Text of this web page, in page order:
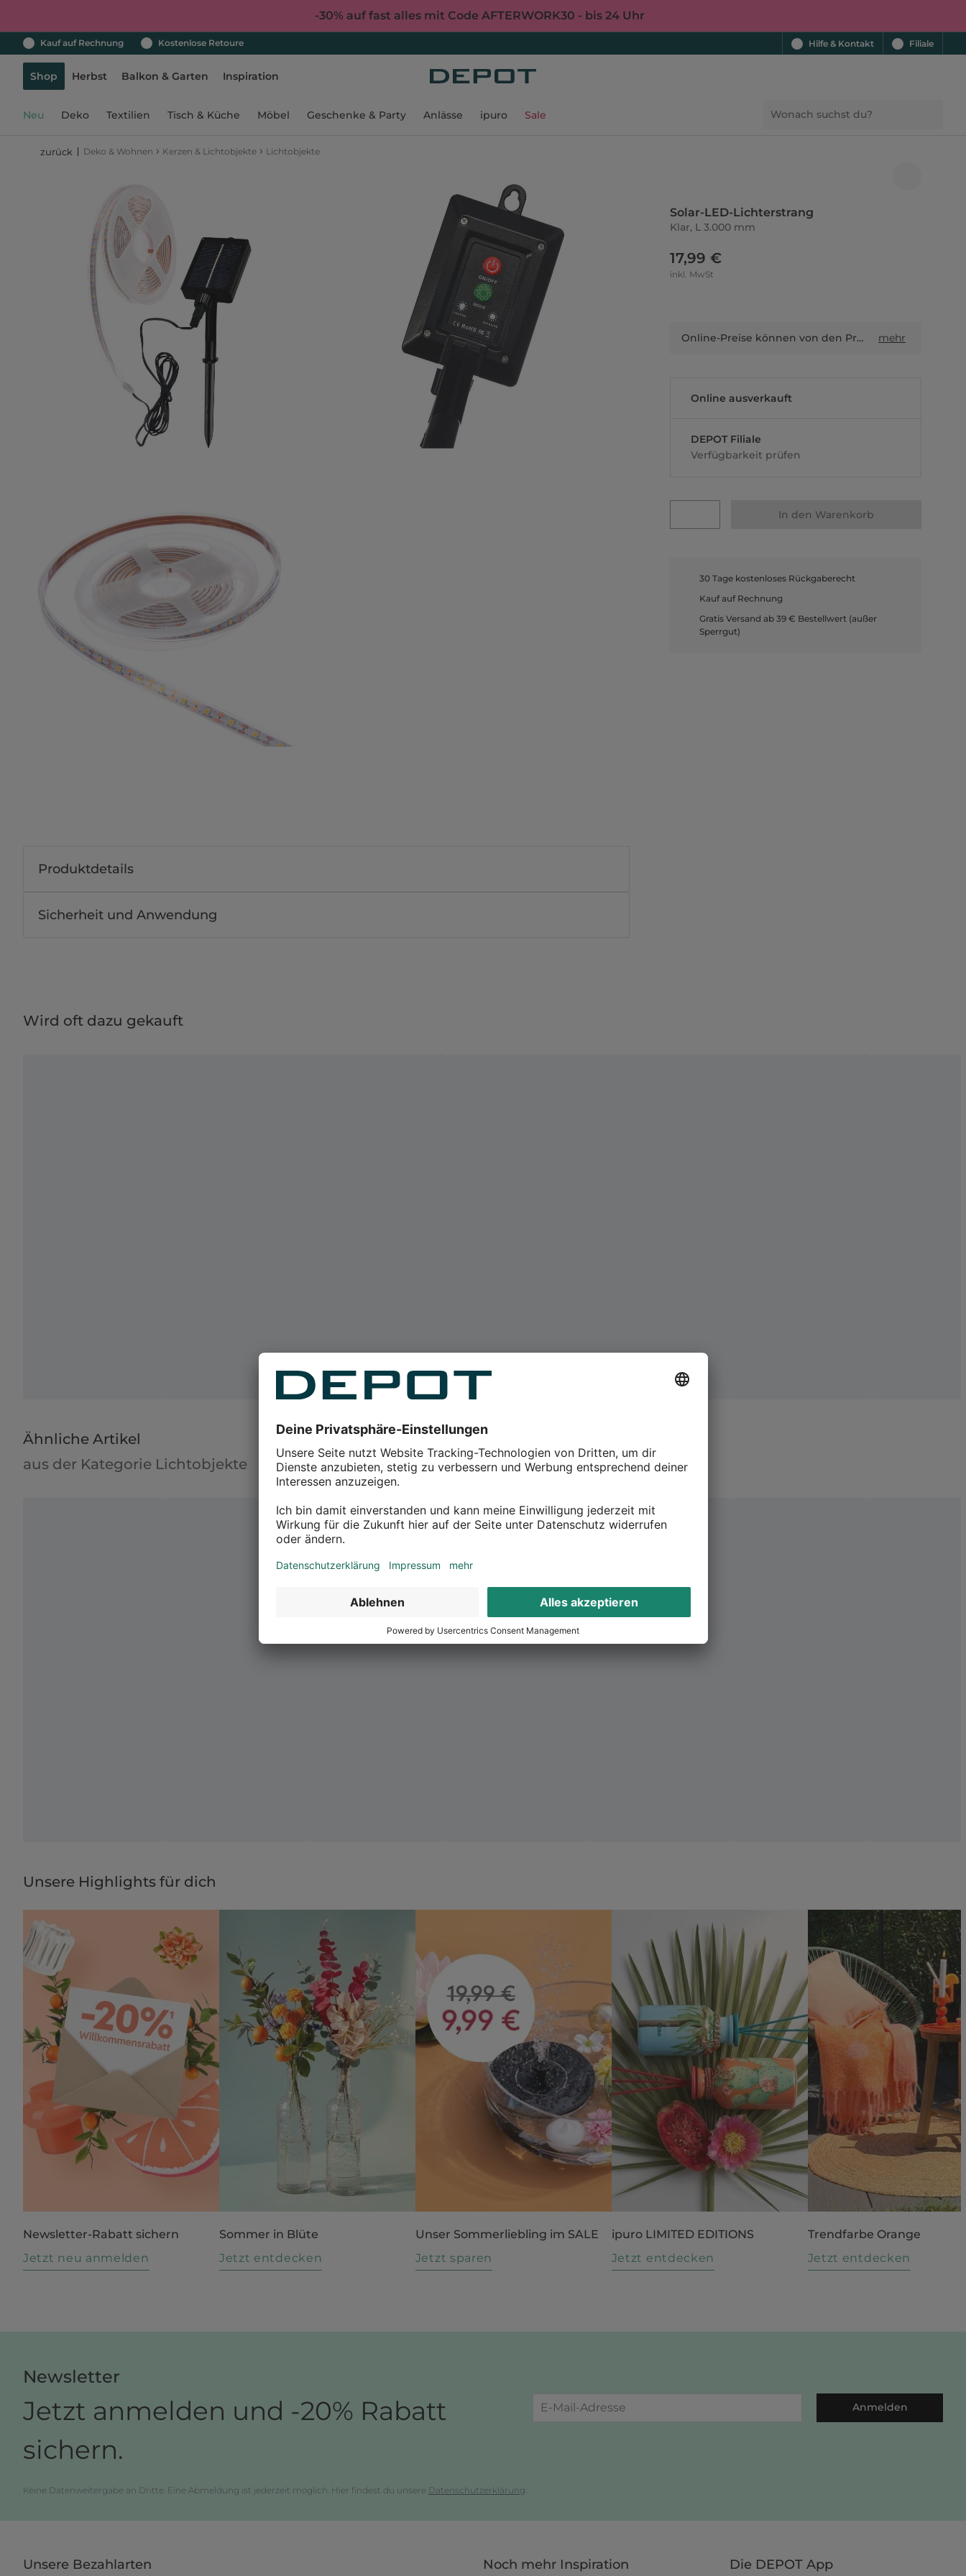
-30% auf fast alles mit Code AFTERWORK30 - bis 24 Uhr
Kauf auf Rechnung Kostenlose Retoure Hilfe & Kontakt Filiale
Shop Herbst Balkon & Garten Inspiration
Neu Deko Textilien Tisch & Küche Möbel Geschenke & Party Anlässe ipuro Sale
zurück Deko & Wohnen › Kerzen & Lichtobjekte › Lichtobjekte
Solar-LED-Lichterstrang
Klar, L 3.000 mm
17,99 €
inkl. MwSt
Online-Preise können von den Preisen in Filialen sowie Shop-in-Shop-Flächen abweichen. mehr
Online ausverkauft
DEPOT Filiale
Verfügbarkeit prüfen
In den Warenkorb
30 Tage kostenloses Rückgaberecht
Kauf auf Rechnung
Gratis Versand ab 39 € Bestellwert (außer
Sperrgut)
Produktdetails
Sicherheit und Anwendung
Wird oft dazu gekauft
Ähnliche Artikel
aus der Kategorie Lichtobjekte
Unsere Highlights für dich
Newsletter-Rabatt sichern
Jetzt neu anmelden
Sommer in Blüte
Jetzt entdecken
Unser Sommerliebling im SALE
Jetzt sparen
ipuro LIMITED EDITIONS
Jetzt entdecken
Trendfarbe Orange
Jetzt entdecken
Newsletter
Jetzt anmelden und -20% Rabatt
sichern.
Anmelden
Keine Datenweitergabe an Dritte. Eine Abmeldung ist jederzeit möglich. Hier findest du unsere Datenschutzerklärung.
Unsere Bezahlarten Noch mehr Inspiration Die DEPOT App